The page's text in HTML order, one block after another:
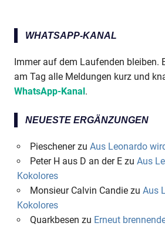
WHATSAPP-KANAL
Immer auf dem Laufenden bleiben.
am Tag alle Meldungen kurz und
WhatsApp-Kanal.
NEUESTE ERGÄNZUNGEN
Pieschenerzu Aus Leonardo
Peter H aus D an der Ezu Aus
Kokolores
Monsieur Calvin Candiezu Aus
Kokolores
Quarkbesen zu Erneut